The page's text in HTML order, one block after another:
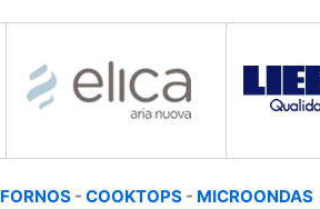
FORNOS - COOKTOPS - MICROONDAS